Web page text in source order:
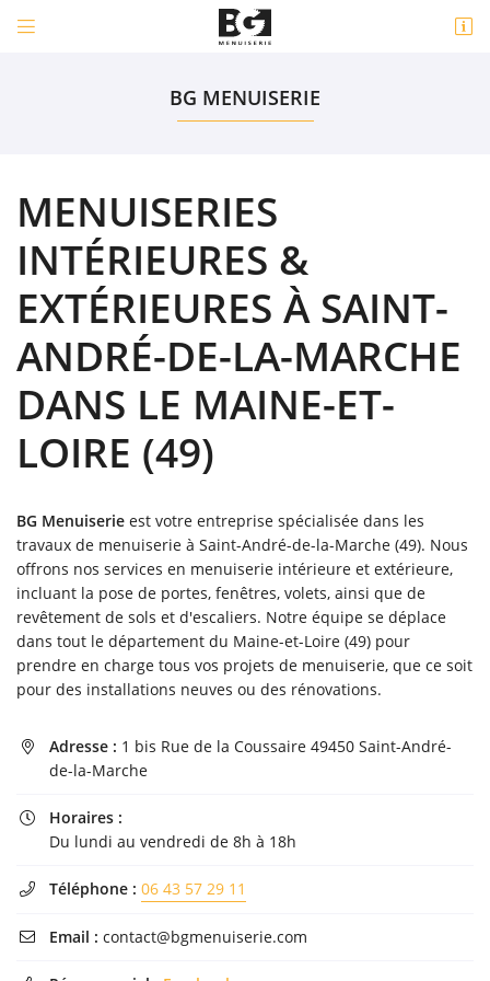
 
Adresse email de réception
 Code Captcha
Rafraîchir le captcha
utilisantle formulaire de désinscription.
Inscription
BG MENUISERIE
MENUISERIES
INTÉRIEURES &
EXTÉRIEURES À SAINT-
ANDRÉ-DE-LA-MARCHE
DANS LE MAINE-ET-
LOIRE (49)
BG Menuiserie est votre entreprise spécialisée dans les
travaux de menuiserie à Saint-André-de-la-Marche (49). Nous
offrons nos services en menuiserie intérieure et extérieure,
incluant la pose de portes, fenêtres, volets, ainsi que de
revêtement de sols et d'escaliers. Notre équipe se déplace
dans tout le département du Maine-et-Loire (49) pour
prendre en charge tous vos projets de menuiserie, que ce soit
pour des installations neuves ou des rénovations.
 Adresse : 1 bis Rue de la Coussaire 49450 Saint-André-
de-la-Marche

Horaires :
Du lundi au vendredi de 8h à 18h
 Téléphone : 06 43 57 29 11
 Email : contact@bgmenuiserie.com